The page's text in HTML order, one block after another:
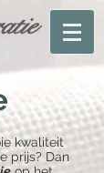
kwaliteit
prijs? Dan